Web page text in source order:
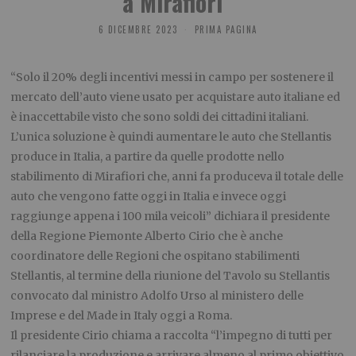
6 DICEMBRE 2023 PRIMA PAGINA
“Solo il 20% degli incentivi messi in campo per sostenere il
mercato dell’auto viene usato per acquistare auto italiane ed
è inaccettabile visto che sono soldi dei cittadini italiani.
L’unica soluzione è quindi aumentare le auto che Stellantis
produce in Italia, a partire da quelle prodotte nello
stabilimento di Mirafiori che, anni fa produceva il totale delle
auto che vengono fatte oggi in Italia e invece oggi
raggiunge appena i 100 mila veicoli” dichiara il presidente
della Regione Piemonte Alberto Cirio che è anche
coordinatore delle Regioni che ospitano stabilimenti
Stellantis, al termine della riunione del Tavolo su Stellantis
convocato dal ministro Adolfo Urso al ministero delle
Imprese e del Made in Italy oggi a Roma.
Il presidente Cirio chiama a raccolta “l’impegno di tutti per